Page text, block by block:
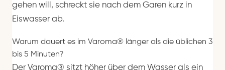
gehen will, schreckt sie nach dem Garen kurz in
Eiswasser ab.
Warum dauert es im Varoma® länger als die üblichen 3
bis 5 Minuten?
Der Varoma® sitzt höher über dem Wasser als ein